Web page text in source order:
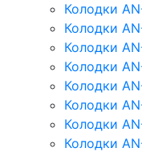
Колодки
Колодки
Колодки
Колодки
Колодки
Колодки
Колодки
Колодки